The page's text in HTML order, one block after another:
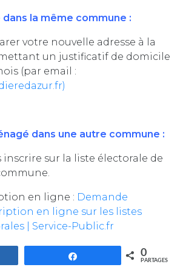
la même commune :
votre nouvelle adresse à la
un justificatif de domicile
(par email :
dans une autre commune :
inscrire sur la liste électorale de
en ligne : Demande
en ligne sur les listes
| Service-Public.fr
0
PARTAGES